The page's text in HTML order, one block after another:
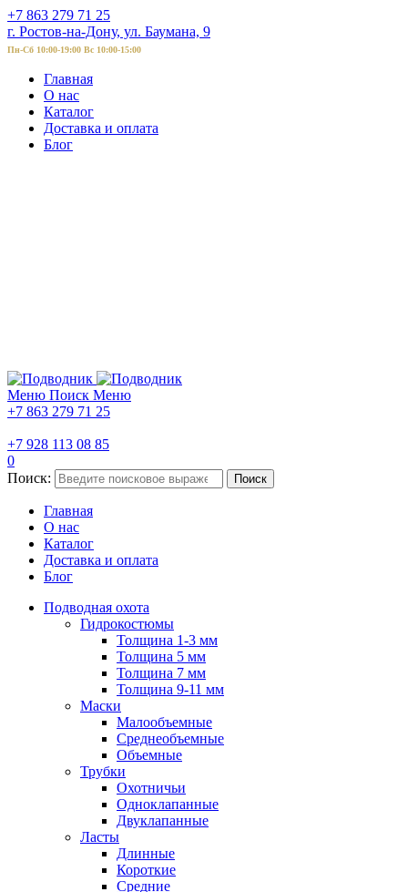
+7 863 279 71 25
г. Ростов-на-Дону, ул. Баумана, 9
Пн-Сб 10:00-19:00 Вс 10:00-15:00
Главная
О нас
Каталог
Доставка и оплата
Блог
Меню Поиск Меню
+7 863 279 71 25
+7 928 113 08 85
0
Поиск:
Поиск
Главная
О нас
Каталог
Доставка и оплата
Блог
Подводная охота
Гидрокостюмы
Толщина 1-3 мм
Толщина 5 мм
Толщина 7 мм
Толщина 9-11 мм
Маски
Малообъемные
Среднеобъемные
Объемные
Трубки
Охотничьи
Одноклапанные
Двуклапанные
Ласты
Длинные
Короткие
Средние